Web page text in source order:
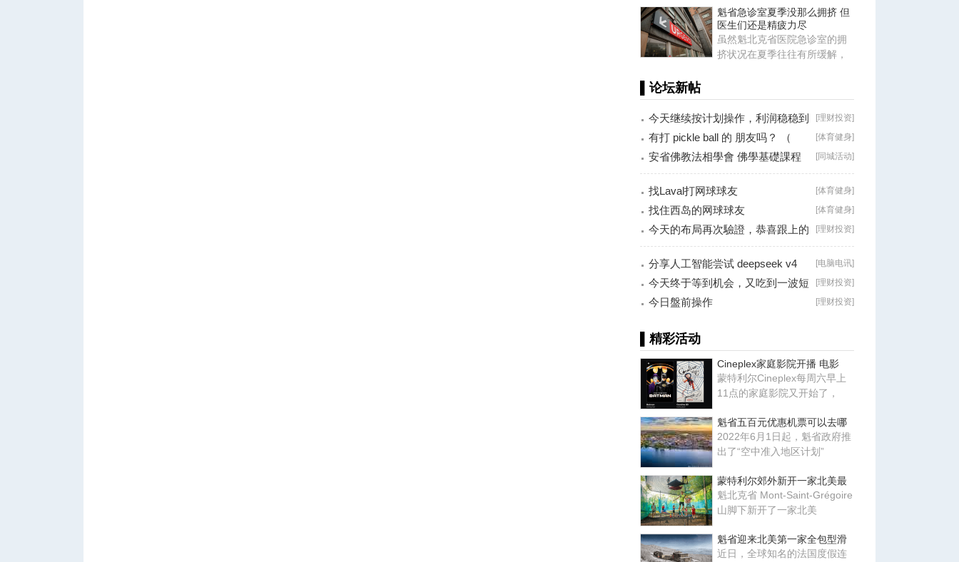
满足美国部分诉求（包括取消
针
魁省急诊室夏季没那么拥挤 但
医生们还是精疲力尽
虽然魁北克省医院急诊室的拥
挤状况在夏季往往有所缓解，
▌论坛新帖
[理财投资]
今天继续按计划操作，利润稳稳到
手！
[体育健身]
有打 pickle ball 的 朋友吗？ （
Brossard
[同城活动]
安省佛教法相學會 佛學基礎課程
（第二十八
[体育健身]
找Laval打网球球友
[体育健身]
找住西岛的网球球友
[理财投资]
今天的布局再次驗證，恭喜跟上的
朋友！
[电脑电讯]
分享人工智能尝试 deepseek v4
falsh, 据说
[理财投资]
今天终于等到机会，又吃到一波短
线利润！
[理财投资]
今日盤前操作
▌精彩活动
Cineplex家庭影院开播 电影
蒙特利尔Cineplex每周六早上
11点的家庭影院又开始了，
魁省五百元优惠机票可以去哪
2022年6月1日起，魁省政府推
出了“空中准入地区计划”
蒙特利尔郊外新开一家北美最
魁北克省 Mont-Saint-Grégoire
山脚下新开了一家北美
魁省迎来北美第一家全包型滑
近日，全球知名的法国度假连